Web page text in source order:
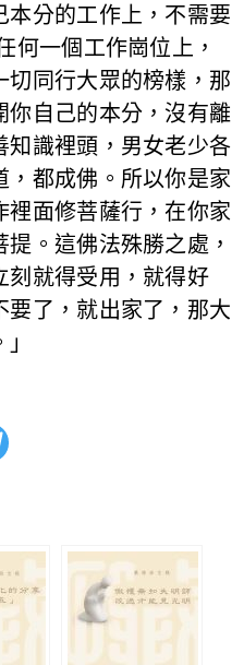
分的工作上，不需要
何一個工作崗位上，
切同行大眾的榜樣，那
你自己的本分，沒有離
知識裡頭，男女老少各
都成佛。所以你是家
裡面修菩薩行，在你家
。這佛法殊勝之處，
刻就得受用，就得好
要了，就出家了，那大